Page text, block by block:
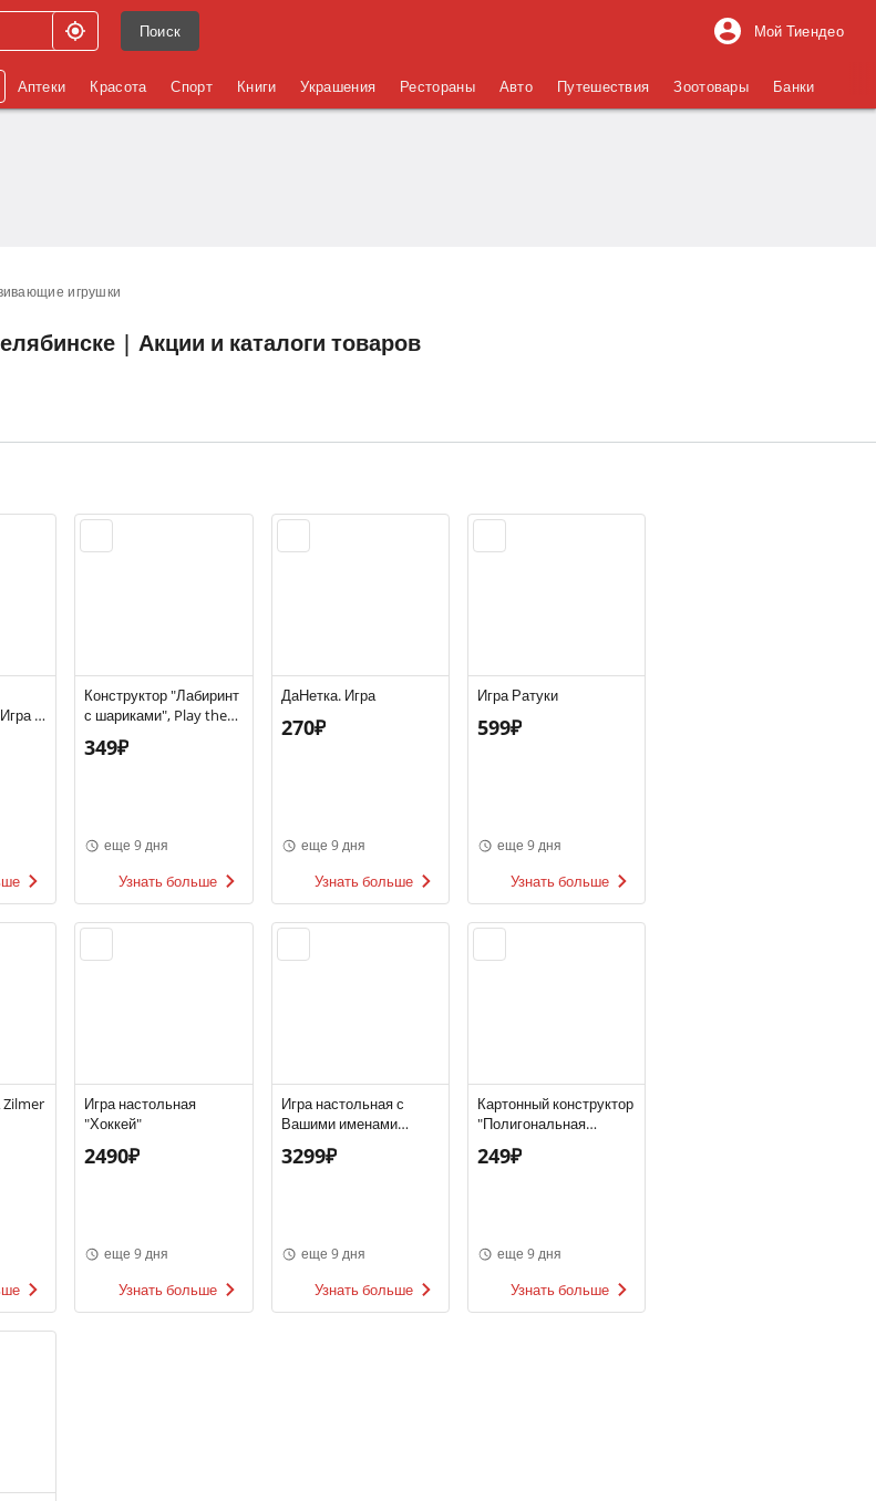
Поиск Мой Тиендео
Аптеки Красота Спорт Книги Украшения Рестораны Авто Путешествия Зоотовары Банки
игрушки
| Акции и каталоги товаров
в
Конструктор "Лабиринт
с шариками", Play the
Game, в ассортименте
349₽
еще 9 дня
Узнать больше
ДаНетка. Игра
270₽
еще 9 дня
Узнать больше
Игра Ратуки
599₽
еще 9 дня
Узнать больше
Zilmer
Игра настольная
"Хоккей"
2490₽
еще 9 дня
Узнать больше
Игра настольная с
Вашими именами
Садовые приключения
3299₽
еще 9 дня
Узнать больше
Картонный конструктор
"Полигональная
фигура", в
ассортименте
249₽
еще 9 дня
Узнать больше